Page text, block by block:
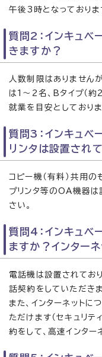
午後3時となっておりま
質問2：インキュベ
きますか？
人数制限はありません
は1～2名、Bタイプ（
就業を目安としておりま
質問3：インキュベ
リンタは設置され
コピー機（有料）共用の
プリンタ等のOA機器は
さい。
質問4：インキュベ
ますか？インター
電話機は設置されてお
話契約をしていただきま
また、インターネット
ただけます（セキュリ
約をして、高速インター